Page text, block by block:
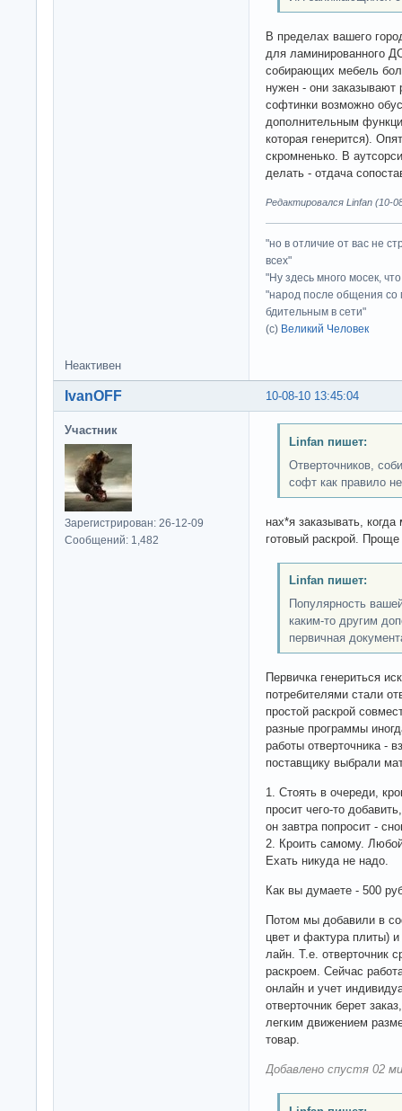
В пределах вашего
для ламинированного
собирающих мебель
нужен - они
софтинки возможно
дополнительным
которая генерится).
скромненько. В
делать - отдача
Редактировался Linfan (10-
"но в отличие от вас не
всех"
"Ну здесь много мосек,
"народ после общения со
бдительным в сети"
(с) Великий Человек
Неактивен
10-08-10 13:45:04
IvanOFF
Участник
Зарегистрирован: 26-12-09
Сообщений: 1,482
Linfan пишет:
Отверточников,
софт как правило
нах*я заказывать,
готовый раскрой.
Linfan пишет:
Популярность
каким-то другим
первичная
Первичка генериться
потребителями стали
простой раскрой
разные программы
работы отверточника -
поставщику выбрали
1. Стоять в очереди,
просит чего-то
он завтра попросит -
2. Кроить самому.
Ехать никуда не надо.
Как вы думаете - 500
Потом мы добавили в
цвет и фактура плиты)
лайн. Т.е. отверточник
раскроем. Сейчас
онлайн и учет
отверточник берет
легким движением
товар.
Добавлено спустя 02